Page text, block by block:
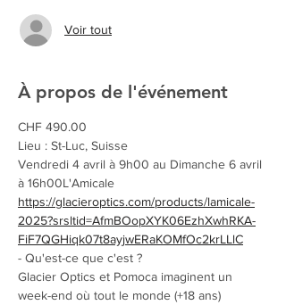
Voir tout
À propos de l'événement
CHF 490.00
Lieu : St-Luc, Suisse
Vendredi 4 avril à 9h00 au Dimanche 6 avril
à 16h00L'Amicale
https://glacieroptics.com/products/lamicale-
2025?srsltid=AfmBOopXYK06EzhXwhRKA-
FiF7QGHiqk07t8ayjwERaKOMfOc2krLLlC
- Qu'est-ce que c'est ?
Glacier Optics et Pomoca imaginent un
week-end où tout le monde (+18 ans)